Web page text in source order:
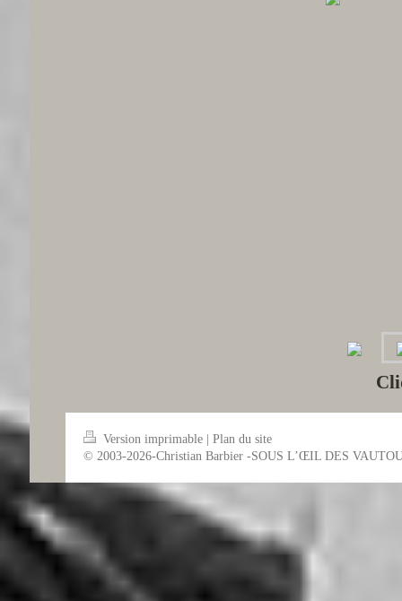
Version imprimable
Plan du site
© 2003-2026-Christian Barbier -SOUS L’ŒIL DES